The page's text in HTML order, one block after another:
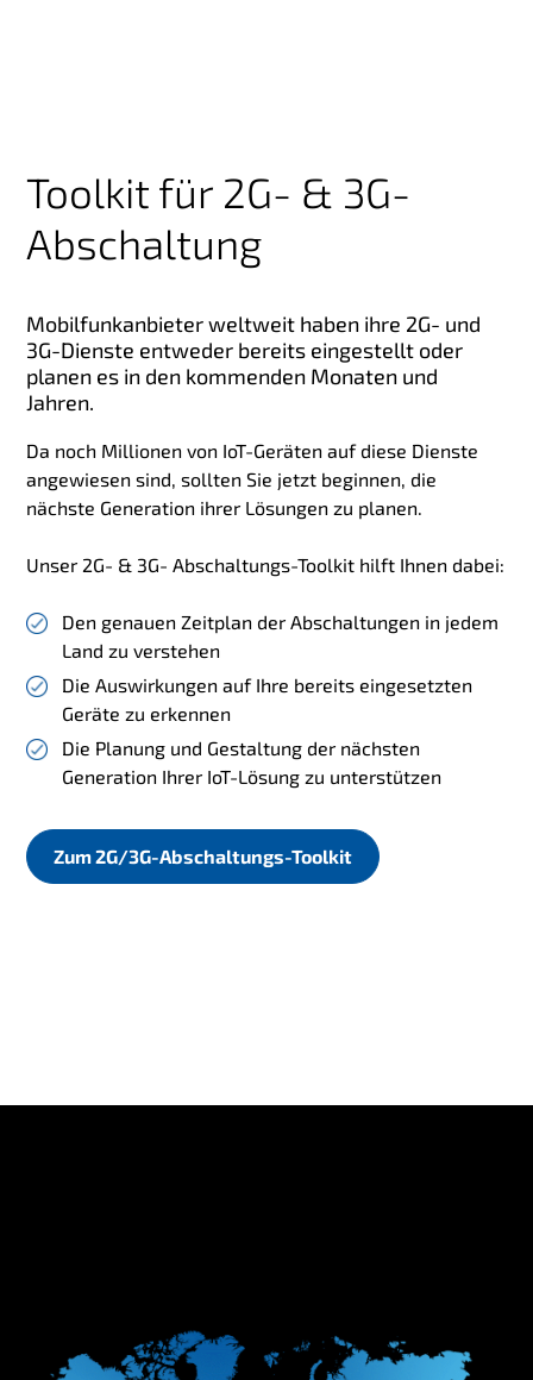
Toolkit für 2G- & 3G-
Abschaltung
Mobilfunkanbieter weltweit haben ihre 2G- und
3G-Dienste entweder bereits eingestellt oder
planen es in den kommenden Monaten und
Jahren.
Da noch Millionen von IoT-Geräten auf diese Dienste
angewiesen sind, sollten Sie jetzt beginnen, die
nächste Generation ihrer Lösungen zu planen.
Unser 2G- & 3G- Abschaltungs-Toolkit hilft Ihnen dabei:
Den genauen Zeitplan der Abschaltungen in jedem
Land zu verstehen
Die Auswirkungen auf Ihre bereits eingesetzten
Geräte zu erkennen
Die Planung und Gestaltung der nächsten
Generation Ihrer IoT-Lösung zu unterstützen
Zum 2G/3G-Abschaltungs-Toolkit